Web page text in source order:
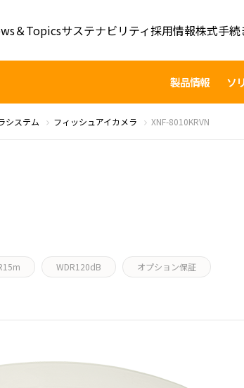
＆Topicsサステナビリティ採用情報株式手続
製品情報 ソ
システム フィッシュアイカメラ XNF-8010KRVN
WDR120dB オプション保証